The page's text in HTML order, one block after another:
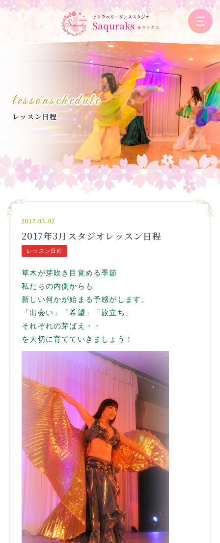
サクラベリーダンススタジオ
Saquraks サクラクス
lessonschedule
レッスン日程
2017-03-02
2017年3月スタジオレッスン日程
レッスン日程
草木が芽吹き目覚める季節
私たちの内側からも
新しい何かが始まる予感がします。
「出会い」「希望」「旅立ち」
それぞれの芽ばえ・・
を大切に育てていきましょう！